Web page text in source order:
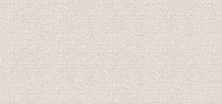
財務・業績;売上 輸出入海貨取扱高の推移 明44下~昭
財務・業績;売上 国際輸送取扱高推移 昭58上~61